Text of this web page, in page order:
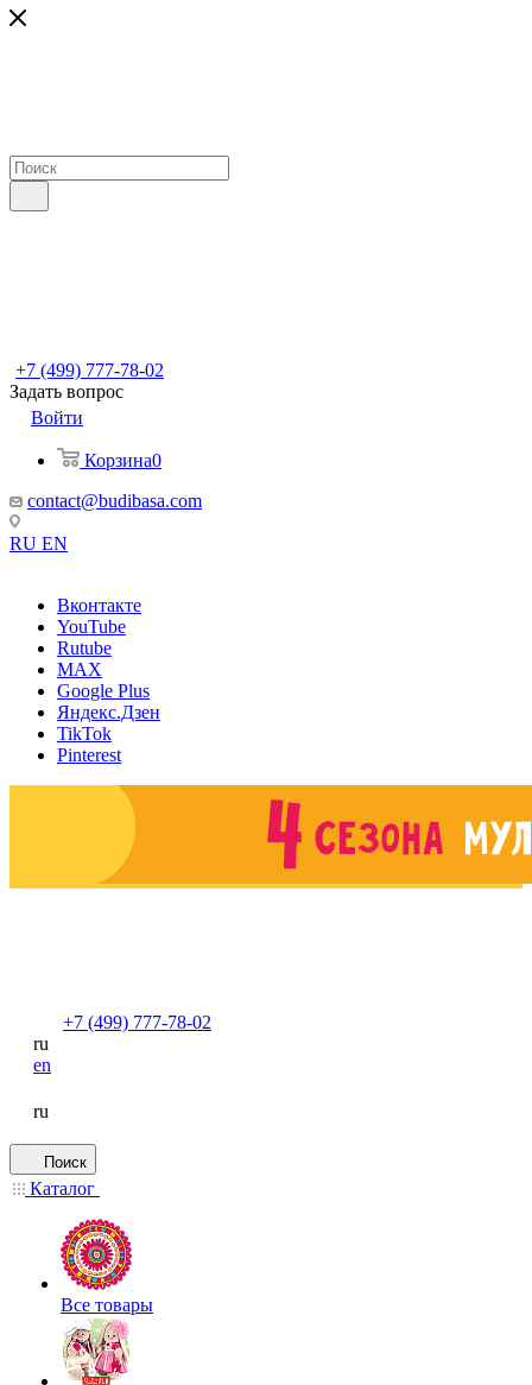
+7 (499) 777-78-02
Задать вопрос
Войти
Корзина0
contact@budibasa.com
RU EN
Вконтакте
YouTube
Rutube
MAX
Google Plus
Яндекс.Дзен
TikTok
Pinterest
+7 (499) 777-78-02
ru
en
ru
Поиск
Каталог
Все товары